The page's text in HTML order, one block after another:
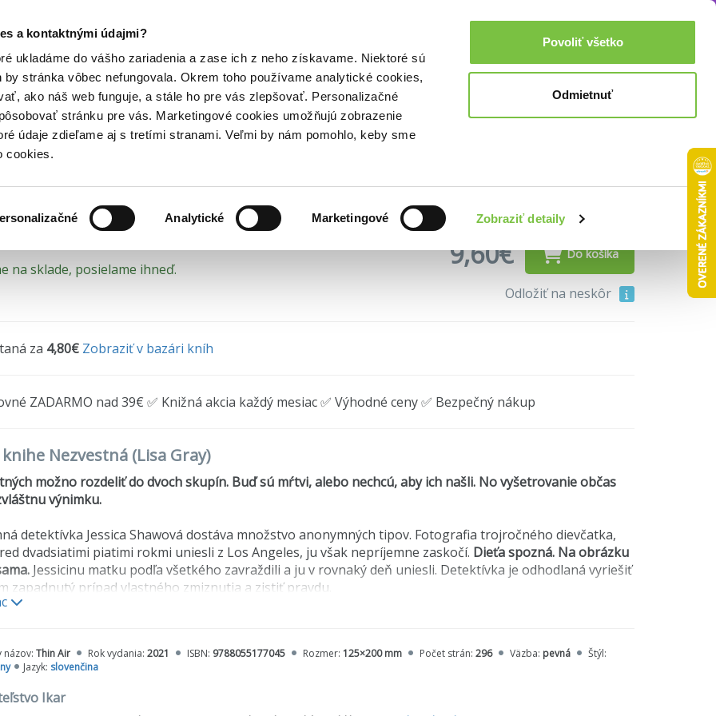
a kontaktnými údajmi?
ukladáme do vášho zariadenia a zase ich z neho získavame. Niektoré sú
by stránka vôbec nefungovala. Okrem toho používame analytické cookies,
ako náš web funguje, a stále ho pre vás zlepšovať. Personalizačné
stránku pre vás. Marketingové cookies umožňujú zobrazenie
údaje zdieľame aj s tretími stranami. Veľmi by nám pomohlo, keby sme
cookies.
Analytické Marketingové Zobraziť detaily
Povoliť všetko
Odmietnuť
Doplnky Prihlásenie 0,00€
Knižné trilery Nezvestná Akcie a zľavy
po zmiznutých osobách. Teraz je jednou z nich.
na sklade, posielame ihneď. 9,60€ Do košíka
Odložiť na neskôr
za 4,80€ Zobraziť v bazári kníh
ZADARMO nad 39€ ✅ Knižná akcia každý mesiac ✅ Výhodné ceny ✅ Bezpečný nákup
knihe Nezvestná (Lisa Gray)
možno rozdeliť do dvoch skupín. Buď sú mŕtvi, alebo nechcú, aby ich našli. No vyšetrovanie občas
výnimku.
detektívka Jessica Shawová dostáva množstvo anonymných tipov. Fotografia trojročného dievčatka,
dvadsiatimi piatimi rokmi uniesli z Los Angeles, ju však nepríjemne zaskočí. Dieťa spozná. Na obrázku
Jessicinu matku podľa všetkého zavraždili a ju v rovnaký deň uniesli. Detektívka je odhodlaná vyriešiť
zapadnutý prípad vlastného zmiznutia a zistiť pravdu.
Jason Pryce medzičasom vyšetruje vraždu vysokoškoláčky, ktorá si privyrábala ako prostitútka.
názov: Thin Air Rok vydania: 2021 ISBN: 9788055177045 Rozmer: 125×200 mm Počet strán: 296 Väzba: pevná
Štýl:
Jazyk: slovenčina
Ikar